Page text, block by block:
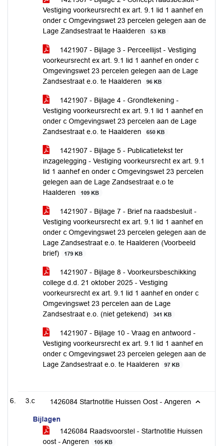
Vestiging voorkeursrecht ex art. 9.1 lid 1 aanhef en
onder c Omgevingswet 23 percelen gelegen aan de
Lage Zandsestraat te Haalderen
53 KB
1421907 - Bijlage 3 - Perceellijst - Vestiging
voorkeursrecht ex art. 9.1 lid 1 aanhef en onder c
Omgevingswet 23 percelen gelegen aan de Lage
Zandsestraat e.o. te Haalderen
96 KB
1421907 - Bijlage 4 - Grondtekening -
Vestiging voorkeursrecht ex art. 9.1 lid 1 aanhef en
onder c Omgevingswet 23 percelen aan de Lage
Zandsestraat e.o. te Haalderen
650 KB
1421907 - Bijlage 5 - Publicatietekst ter
inzagelegging - Vestiging voorkeursrecht ex art. 9.1
lid 1 aanhef en onder c Omgevingswet 23 percelen
gelegen aan de Lage Zandsestraat e.o te
Haalderen
109 KB
1421907 - Bijlage 7 - Brief na raadsbesluit -
Vestiging voorkeursrecht ex art. 9.1 lid 1 aanhef en
onder c Omgevingswet 23 percelen gelegen aan de
Lage Zandsestraat e.o. te Haalderen (Voorbeeld
brief)
179 KB
1421907 - Bijlage 8 - Voorkeursbeschikking
college d.d. 21 oktober 2025 - Vestiging
voorkeursrecht ex art. 9.1 lid 1 aanhef en onder c
Omgevingswet 23 percelen aan de Lage
Zandsestraat e.o. (niet getekend)
341 KB
1421907 - Bijlage 10 - Vraag en antwoord -
Vestiging voorkeursrecht ex art. 9.1 lid 1 aanhef en
onder c Omgevingswet 23 percelen gelegen aan de
Lage Zandsestraat e.o. te Haalderen
97 KB
3.c 1426084 Startnotitie Huissen Oost - Angeren
Bijlagen
1426084 Raadsvoorstel - Startnotitie Huissen
oost - Angeren
105 KB